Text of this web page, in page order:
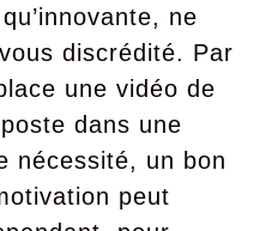
ne
discrédité. Par
une vidéo de
dans une
nécessité, un bon
peut